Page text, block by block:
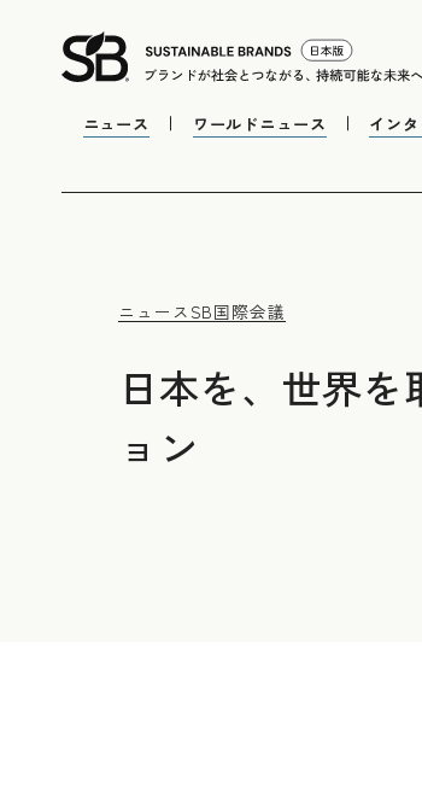
ニュース ワールドニュース イン
ニュース SB国際会議
日本を、世界
ョン